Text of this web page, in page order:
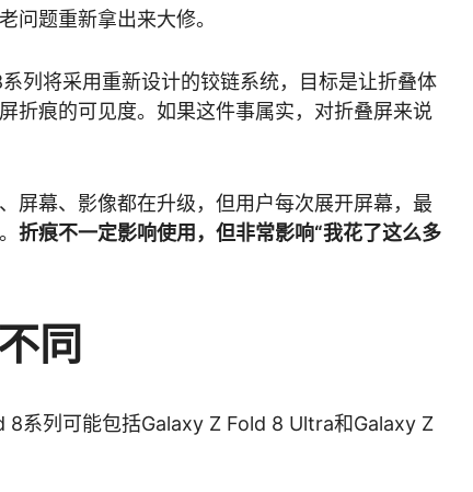
问题重新拿出来大修。
列将采用重新设计的铰链系统，目标是让折叠体
折痕的可见度。如果这件事属实，对折叠屏来说
屏幕、影像都在升级，但用户每次展开屏幕，最
折痕不一定影响使用，但非常影响“我花了这么多
同
8系列可能包括Galaxy Z Fold 8 Ultra和Galaxy Z